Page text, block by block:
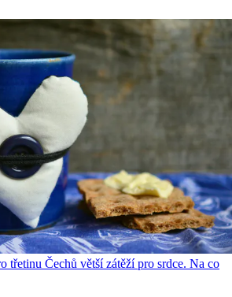
třetinu Čechů větší zátěží pro srdce. Na co